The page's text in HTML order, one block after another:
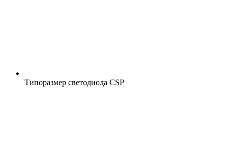
Типоразмер светодиода CSP